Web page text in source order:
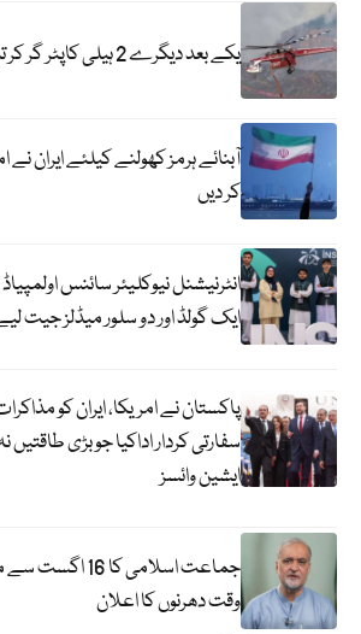
یکے بعد دیگرے 2 ہیلی کاپٹر گر کر تباہ؛ متعدد ہلاکتیں
کر دیں
ایک گولڈ اور دو سلور میڈلز جیت
پاکستان نے امریکا، ایران کو
سفارتی کردار اداکیا جو بڑی
ایشین وائسز
جماعت اسلامی
وقت دھرنوں کا اعلان